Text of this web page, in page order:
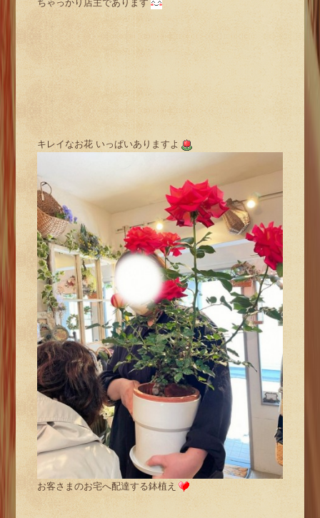
ちゃっかり店主であります
キレイなお花 いっぱいありますよ
お客さまのお宅へ配達する鉢植え